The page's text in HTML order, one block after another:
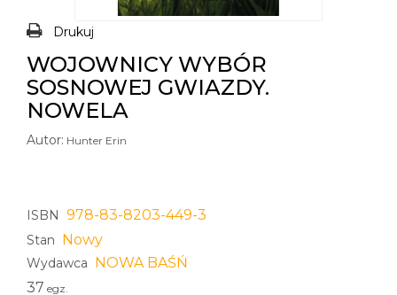
Drukuj
WOJOWNICY WYBÓR
SOSNOWEJ GWIAZDY.
NOWELA
Autor: Hunter Erin
ISBN 978-83-8203-449-3
Stan Nowy
Wydawca NOWA BAŚŃ
37 egz.